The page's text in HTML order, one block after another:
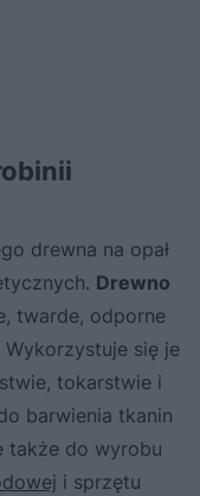
drewna na opał
Drewno
twarde, odporne
się je
tokarstwie i
barwienia tkanin
także do wyrobu
i sprzętu